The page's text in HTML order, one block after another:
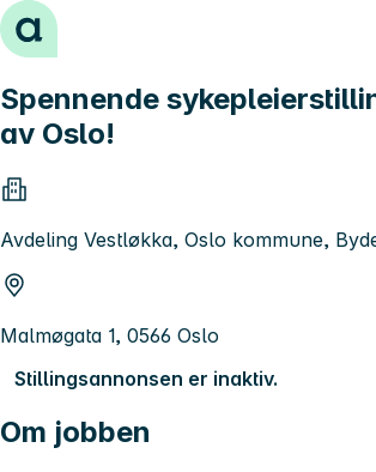
Hopp til innhold
Spennende
av Oslo!
Avdeling Vestløkka, Oslo kommune,
Malmøgata 1, 0566 Oslo
Stillingsannonsen er inaktiv.
Om jobben